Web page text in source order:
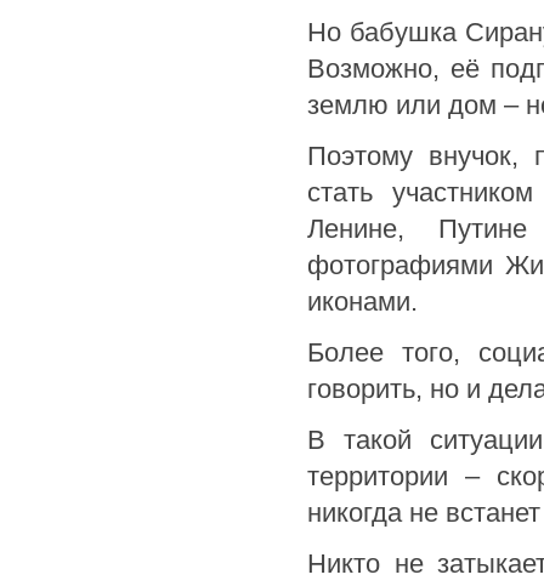
Но бабушка
Возможно, её
землю или дом –
Поэтому внучок,
стать
Ленине,
фотографиями
иконами.
Более того,
говорить, но и
В такой
территории –
никогда не
Никто не